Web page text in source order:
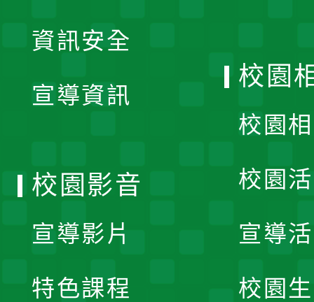
資訊安全
宣導資訊
校園
校園
校園
宣導
校園
校園影音
宣導影片
特色課程